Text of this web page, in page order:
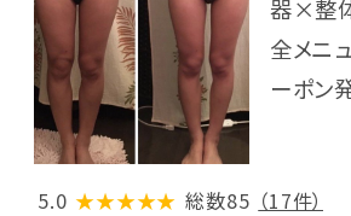
器×整
全メニ
ーポン
5.0 ★★★★★ 総数85 （17件）